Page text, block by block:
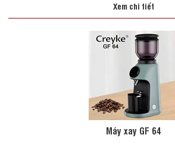
Xem chi tiết
Máy xay GF 64